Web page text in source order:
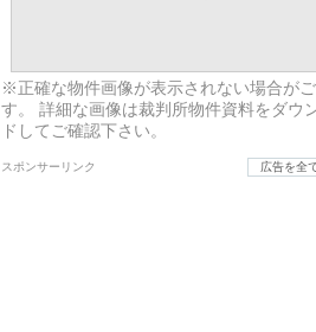
※正確な物件画像が表示されない場合が
す。 詳細な画像は裁判所物件資料をダウ
ドしてご確認下さい。
スポンサーリンク 広告を全